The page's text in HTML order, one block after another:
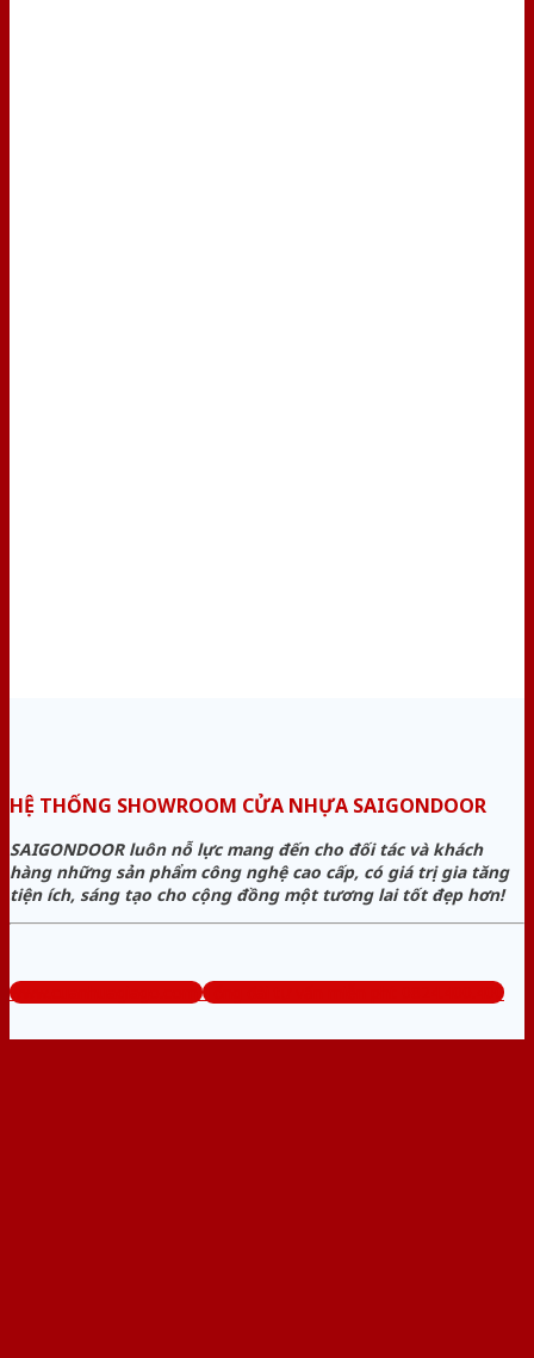
HỆ THỐNG SHOWROOM CỬA NHỰA SAIGONDOOR
SAIGONDOOR luôn nỗ lực mang đến cho đối tác và khách
hàng những sản phẩm công nghệ cao cấp, có giá trị gia tăng
tiện ích, sáng tạo cho cộng đồng một tương lai tốt đẹp hơn!
www.cuanhuagiago.com Tổng đài tư vấn miễn phí: 0824.400.400